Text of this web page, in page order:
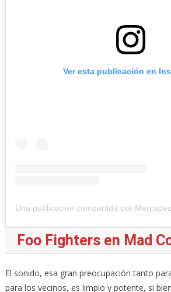
Ver esta publicación en
Foo Fighters en Mad
El sonido, esa gran preocupación tanto
para los vecinos, es limpio y potente, si